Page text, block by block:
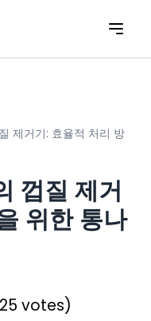
제거기: 효율적 처리 방
껍질 제거
위한 통나
votes)